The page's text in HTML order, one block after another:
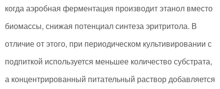
когда аэробная ферментация производит этанол вместо
биомассы, снижая потенциал синтеза эритритола. В
отличие от этого, при периодическом культивировании с
подпиткой используется меньшее количество субстрата,
а концентрированный питательный раствор добавляется